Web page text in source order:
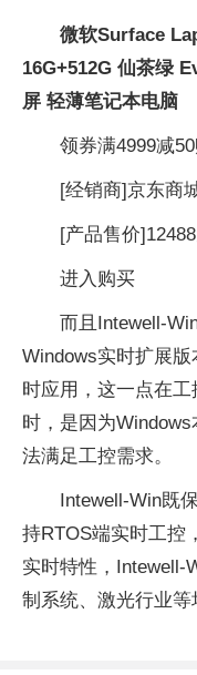
微软Surface
16G+512G 仙茶绿
屏 轻薄笔记本电脑
领券满4999减
[经销商]京东商
[产品售价]
进入购买
而且Intewell-
Windows实时扩展
时应用，这一点在
时，是因为
法满足工控需求。
Intewell-Win既
持RTOS端实时工控
实时特性，Intewell-
制系统、激光行业等